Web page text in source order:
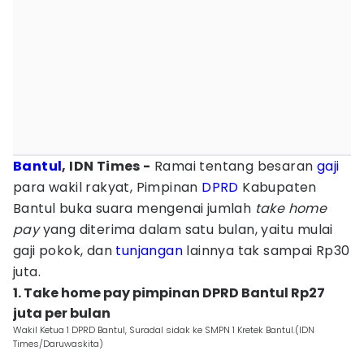
Bantul, IDN Times - Ramai tentang besaran gaji
para wakil rakyat, Pimpinan DPRD Kabupaten
Bantul buka suara mengenai jumlah take home
payyang diterima dalam satu bulan, yaitu mulai
gaji pokok, dan tunjangan lainnya tak sampai Rp30
juta.
‎1. Take home pay pimpinan DPRD Bantul Rp27
juta per bulan
Wakil Ketua 1 DPRD Bantul, Suradal sidak ke SMPN 1 Kretek Bantul.(IDN
Times/Daruwaskita)